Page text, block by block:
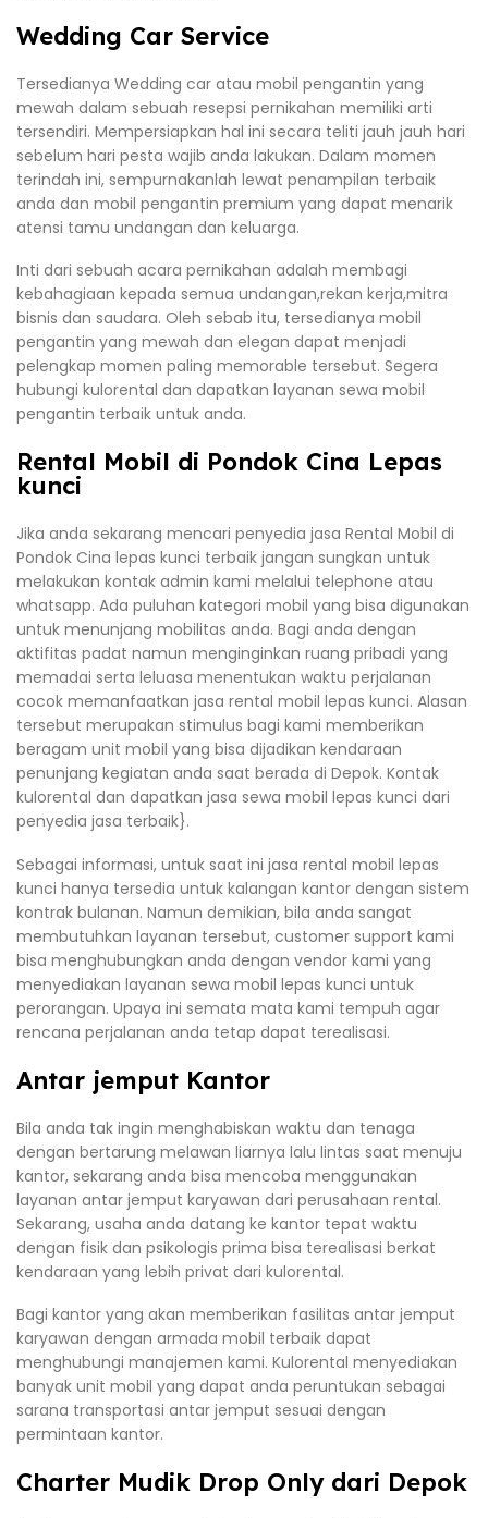
Wedding Car Service
Tersedianya Wedding car atau mobil pengantin yang
mewah dalam sebuah resepsi pernikahan memiliki arti
tersendiri. Mempersiapkan hal ini secara teliti jauh jauh hari
sebelum hari pesta wajib anda lakukan. Dalam momen
terindah ini, sempurnakanlah lewat penampilan terbaik
anda dan mobil pengantin premium yang dapat menarik
atensi tamu undangan dan keluarga.
Inti dari sebuah acara pernikahan adalah membagi
kebahagiaan kepada semua undangan,rekan kerja,mitra
bisnis dan saudara. Oleh sebab itu, tersedianya mobil
pengantin yang mewah dan elegan dapat menjadi
pelengkap momen paling memorable tersebut. Segera
hubungi kulorental dan dapatkan layanan sewa mobil
pengantin terbaik untuk anda.
Rental Mobil di Pondok Cina Lepas
kunci
Jika anda sekarang mencari penyedia jasa Rental Mobil di
Pondok Cina lepas kunci terbaik jangan sungkan untuk
melakukan kontak admin kami melalui telephone atau
whatsapp. Ada puluhan kategori mobil yang bisa digunakan
untuk menunjang mobilitas anda. Bagi anda dengan
aktifitas padat namun menginginkan ruang pribadi yang
memadai serta leluasa menentukan waktu perjalanan
cocok memanfaatkan jasa rental mobil lepas kunci. Alasan
tersebut merupakan stimulus bagi kami memberikan
beragam unit mobil yang bisa dijadikan kendaraan
penunjang kegiatan anda saat berada di Depok. Kontak
kulorental dan dapatkan jasa sewa mobil lepas kunci dari
penyedia jasa terbaik}.
Sebagai informasi, untuk saat ini jasa rental mobil lepas
kunci hanya tersedia untuk kalangan kantor dengan sistem
kontrak bulanan. Namun demikian, bila anda sangat
membutuhkan layanan tersebut, customer support kami
bisa menghubungkan anda dengan vendor kami yang
menyediakan layanan sewa mobil lepas kunci untuk
perorangan. Upaya ini semata mata kami tempuh agar
rencana perjalanan anda tetap dapat terealisasi.
Antar jemput Kantor
Bila anda tak ingin menghabiskan waktu dan tenaga
dengan bertarung melawan liarnya lalu lintas saat menuju
kantor, sekarang anda bisa mencoba menggunakan
layanan antar jemput karyawan dari perusahaan rental.
Sekarang, usaha anda datang ke kantor tepat waktu
dengan fisik dan psikologis prima bisa terealisasi berkat
kendaraan yang lebih privat dari kulorental.
Bagi kantor yang akan memberikan fasilitas antar jemput
karyawan dengan armada mobil terbaik dapat
menghubungi manajemen kami. Kulorental menyediakan
banyak unit mobil yang dapat anda peruntukan sebagai
sarana transportasi antar jemput sesuai dengan
permintaan kantor.
Charter Mudik Drop Only dari Depok